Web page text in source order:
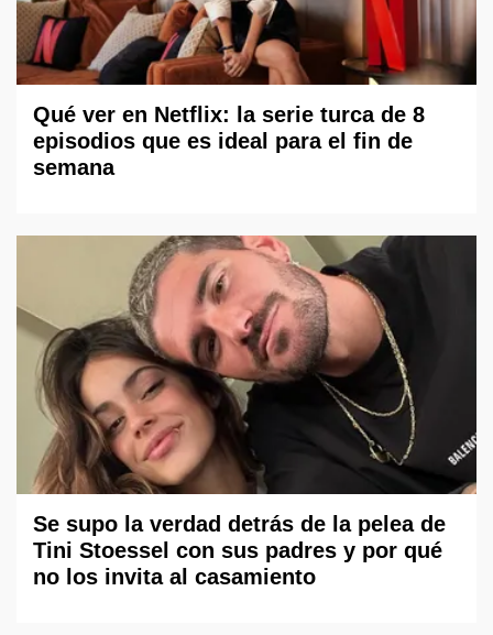
Qué ver en Netflix: la serie turca de 8
episodios que es ideal para el fin de
semana
Se supo la verdad detrás de la pelea de
Tini Stoessel con sus padres y por qué
no los invita al casamiento